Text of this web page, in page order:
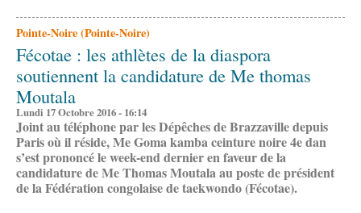
Pointe-Noire (Pointe-Noire)
Fécotae : les athlètes de la diaspora
soutiennent la candidature de Me thomas
Moutala
Lundi 17 Octobre 2016 - 16:14
Joint au téléphone par les Dépêches de Brazzaville depuis
Paris où il réside, Me Goma kamba ceinture noire 4e dan
s’est prononcé le week-end dernier en faveur de la
candidature de Me Thomas Moutala au poste de président
de la Fédération congolaise de taekwondo (Fécotae).